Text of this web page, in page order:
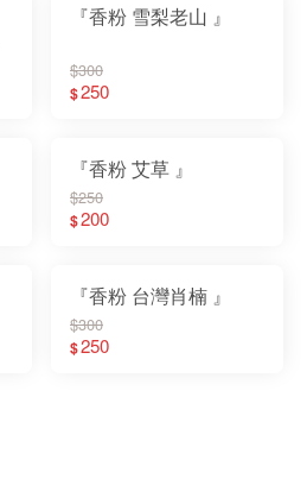
『香粉 雪梨老山 』
$300
$250
『香粉 艾草 』
$250
$200
『香粉 台灣肖楠 』
$300
$250